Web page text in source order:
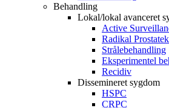
Behandling
Lokal/lokal avanceret
Active
Radikal
Strålebehandling
Eksperimentel
Recidiv
Dissemineret sygdom
HSPC
CRPC